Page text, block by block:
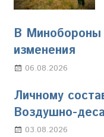
В Минобороны
изменения
06.08.2026
Личному
Воздушно-
03.08.2026